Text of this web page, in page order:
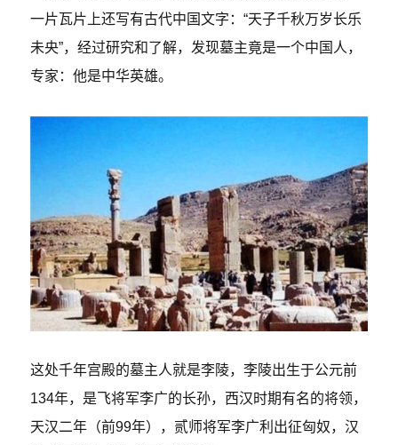
一片瓦片上还写有古代中国文字：“天子千秋万岁长乐
未央”，经过研究和了解，发现墓主竟是一个中国人，
专家：他是中华英雄。
这处千年宫殿的墓主人就是李陵，李陵出生于公元前
134年，是飞将军李广的长孙，西汉时期有名的将领，
天汉二年（前99年），贰师将军李广利出征匈奴，汉